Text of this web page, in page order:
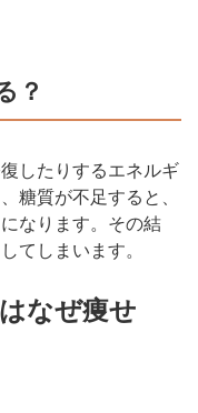
？
したりするエネルギ
糖質が不足すると、
なります。その結
てしまいます。
なぜ痩せ